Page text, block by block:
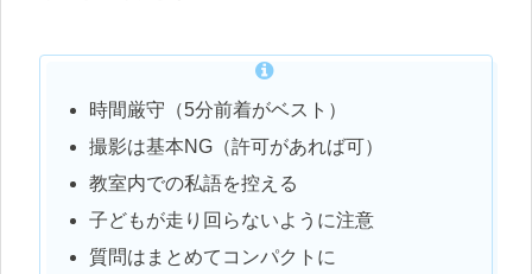
時間厳守（5分前着がベスト）
撮影は基本NG（許可があれば可）
教室内での私語を控える
子どもが走り回らないように注意
質問はまとめてコンパクトに